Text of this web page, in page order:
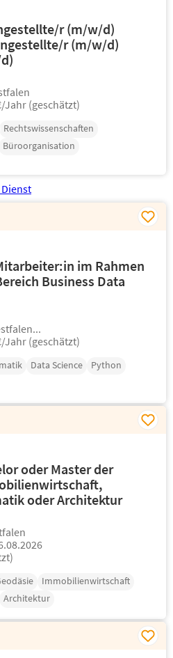
r (m/w/d)
r (m/w/d)
Jahr (geschätzt)
Rechtswissenschaften
Büroorganisation
im Rahmen
Business Data
Jahr (geschätzt)
Data Science
Python
oder Master der
oder Architektur
Immobilienwirtschaft
Architektur